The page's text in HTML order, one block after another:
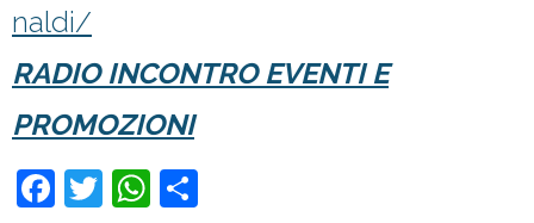
naldi/
RADIO INCONTRO EVENTI E
PROMOZIONI
F
T
W